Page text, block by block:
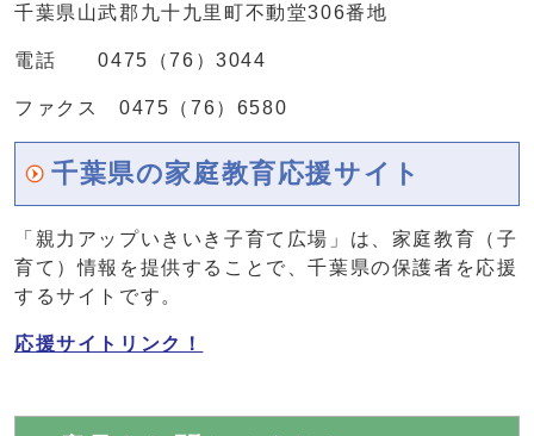
千葉県山武郡九十九里町不動堂306番地
電話 0475（76）3044
ファクス 0475（76）6580
千葉県の家庭教育応援サイト
「親力アップいきいき子育て広場」は、家庭教育（子
育て）情報を提供することで、千葉県の保護者を応援
するサイトです。
応援サイトリンク！